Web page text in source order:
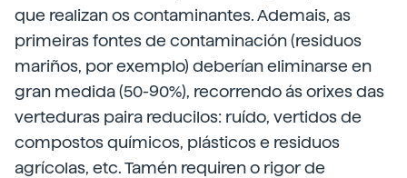
que realizan os contaminantes. Ademais, as
primeiras fontes de contaminación (residuos
mariños, por exemplo) deberían eliminarse en
gran medida (50-90%), recorrendo ás orixes das
verteduras paira reducilos: ruído, vertidos de
compostos químicos, plásticos e residuos
agrícolas, etc. Tamén requiren o rigor de